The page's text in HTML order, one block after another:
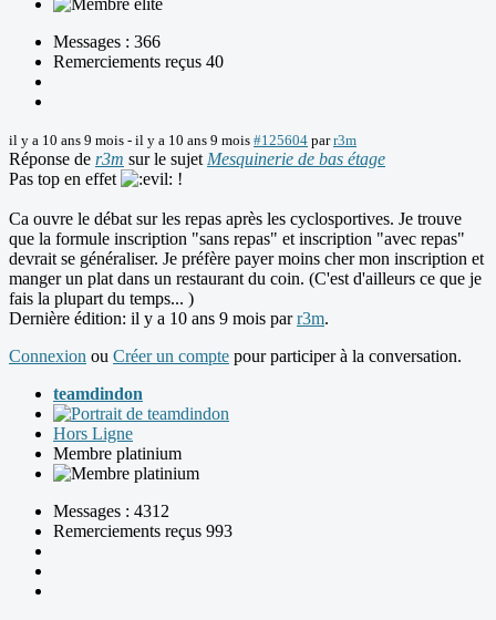
Messages : 366
Remerciements reçus 40
il y a 10 ans 9 mois - il y a 10 ans 9 mois #125604 parr3m
Réponse de r3m sur le sujet Mesquinerie de bas étage
Pas top en effet
!
Ca ouvre le débat sur les repas après les cyclosportives. Je trouve
que la formule inscription "sans repas" et inscription "avec repas"
devrait se généraliser. Je préfère payer moins cher mon inscription et
manger un plat dans un restaurant du coin. (C'est d'ailleurs ce que je
fais la plupart du temps... )
Dernière édition: il y a 10 ans 9 mois parr3m.
Connexion ou Créer un compte pour participer à la conversation.
teamdindon
Hors Ligne
Membre platinium
Messages : 4312
Remerciements reçus 993